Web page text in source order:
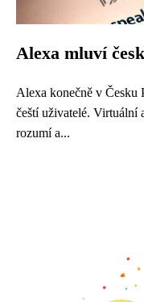
Alexa mluví
Alexa konečně v Česku
čeští uživatelé. Virtuální
rozumí a...